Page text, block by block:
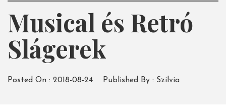
Musical és Retró
Slágerek
Posted On : 2018-08-24 Published By : Szilvia